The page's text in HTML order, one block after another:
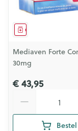
Geneesmiddel
Mediaven Forte
30mg
€ 43,95
Bestel